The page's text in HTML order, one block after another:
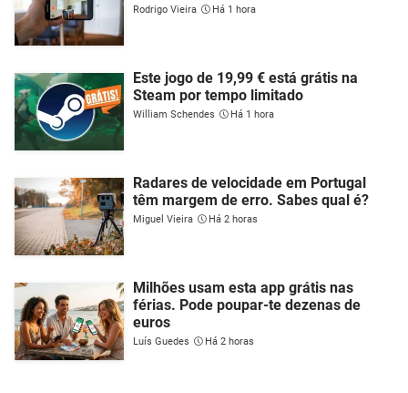
Rodrigo Vieira Há 1 hora
Este jogo de 19,99 € está grátis na
Steam por tempo limitado
William Schendes Há 1 hora
Radares de velocidade em Portugal
têm margem de erro. Sabes qual é?
Miguel Vieira Há 2 horas
Milhões usam esta app grátis nas
férias. Pode poupar-te dezenas de
euros
Luís Guedes Há 2 horas